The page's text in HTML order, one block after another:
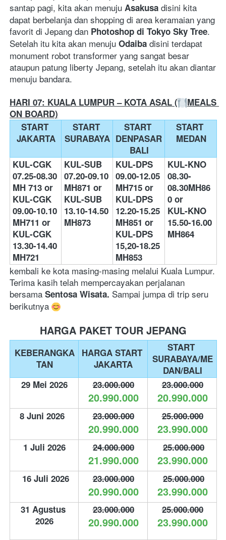
santap pagi, kita akan menuju Asakusa disini kita
dapat berbelanja dan shopping di area keramaian yang
favorit di Jepang dan Photoshop di Tokyo Sky Tree.
Setelah itu kita akan menuju Odaiba disini terdapat
monument robot transformer yang sangat besar
ataupun patung liberty Jepang, setelah itu akan diantar
menuju bandara.
HARI 07: KUALA LUMPUR – KOTA ASAL (
MEALS
ON BOARD)
START
JAKARTA
START
SURABAYA
START
DENPASAR
BALI
START
MEDAN
KUL-CGK
07.25-08.30
MH 713 or
KUL-CGK
09.00-10.10
MH711 or
KUL-CGK
13.30-14.40
MH721
KUL-SUB
07.20-09.10
MH871 or
KUL-SUB
13.10-14.50
MH873
KUL-DPS
09.00-12.05
MH715 or
KUL-DPS
12.20-15.25
MH851 or
KUL-DPS
15,20-18.25
MH853
KUL-KNO
08.30-
08.30MH86
0 or
KUL-KNO
15.50-16.00
MH864
kembali ke kota masing-masing melalui Kuala Lumpur.
Terima kasih telah mempercayakan perjalanan
bersama Sentosa Wisata. Sampai jumpa di trip seru
berikutnya
HARGA PAKET TOUR JEPANG
KEBERANGKA
TAN
HARGA START
JAKARTA
START
SURABAYA/ME
DAN/BALI
29 Mei 2026
23.000.000
20.990.000
23.000.000
20.990.000
8 Juni 2026 23.000.000
20.990.000
25.000.000
23.990.000
1 Juli 2026 24.000.000
21.990.000
25.000.000
23.990.000
16 Juli 2026 23.000.000
20.990.000
25.000.000
23.990.000
31 Agustus
2026
23.000.000
20.990.000
25.000.000
23.990.000